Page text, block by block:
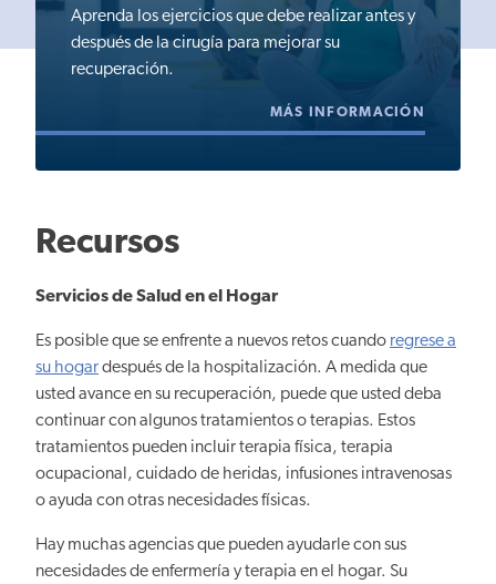
Aprenda los ejercicios que debe realizar antes y
después de la cirugía para mejorar su
recuperación.
MÁS INFORMACIÓN
Recursos
Servicios de Salud en el Hogar
Es posible que se enfrente a nuevos retos cuando regrese a
su hogardespués de la hospitalización. A medida que
usted avance en su recuperación, puede que usted deba
continuar con algunos tratamientos o terapias. Estos
tratamientos pueden incluir terapia física, terapia
ocupacional, cuidado de heridas, infusiones intravenosas
o ayuda con otras necesidades físicas.
Hay muchas agencias que pueden ayudarle con sus
necesidades de enfermería y terapia en el hogar. Su